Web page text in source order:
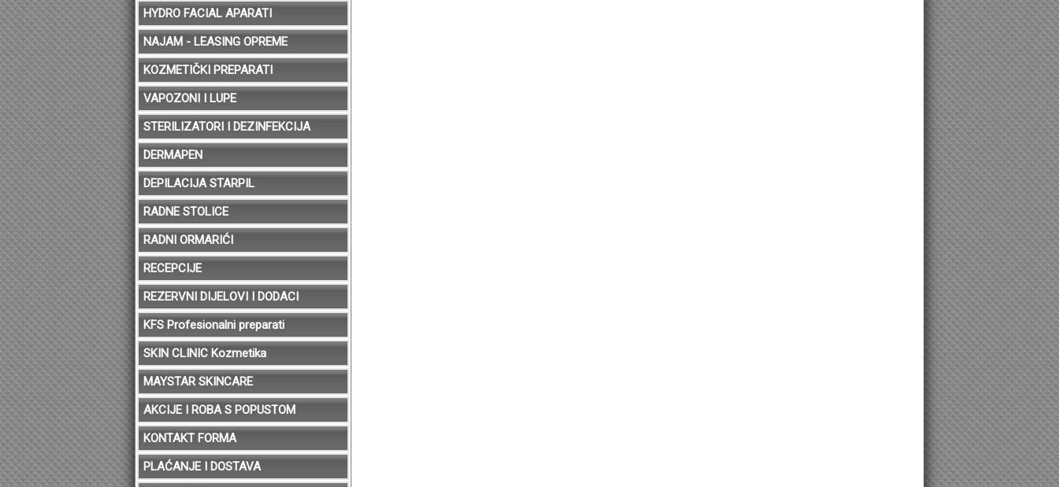
HYDRO FACIAL APARATI
NAJAM - LEASING OPREME
KOZMETIČKI PREPARATI
VAPOZONI I LUPE
STERILIZATORI I DEZINFEKCIJA
DERMAPEN
DEPILACIJA STARPIL
RADNE STOLICE
RADNI ORMARIĆI
RECEPCIJE
REZERVNI DIJELOVI I DODACI
KFS Profesionalni preparati
SKIN CLINIC Kozmetika
MAYSTAR SKINCARE
AKCIJE I ROBA S POPUSTOM
KONTAKT FORMA
PLAĆANJE I DOSTAVA